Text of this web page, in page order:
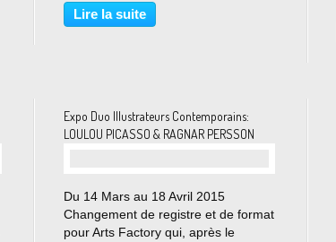
dans les mondes parallèles d'Arnaud
Loumeau, Fräneck et Lasse & Russe
Lire la suite
Expo Duo Illustrateurs Contemporains:
LOULOU PICASSO & RAGNAR PERSSON
Du 14 Mars au 18 Avril 2015
Changement de registre et de format
pour Arts Factory qui, après le